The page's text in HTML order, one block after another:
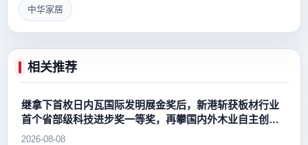
中华家居
相关推荐
继拿下首枚日内瓦国际发明展金奖后，新港斩获板材行业
首个省部级科技进步奖一等奖，再攀国内外木业自主创新
新高峰
2026-08-08